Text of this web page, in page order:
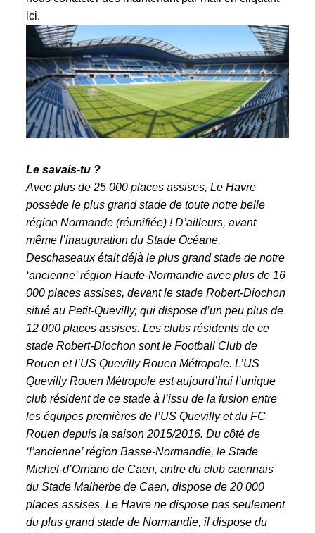
ici.
Le savais-tu ?
Avec plus de 25 000 places assises, Le Havre
possède le plus grand stade de toute notre belle
région Normande (réunifiée) ! D’ailleurs, avant
même l’inauguration duStade Océane,
Deschaseaux était déjà le plus grand stade de notre
‘ancienne’ région Haute-Normandie avec plus de 16
000 places assises, devant le stade Robert-Diochon
situé au Petit-Quevilly, qui dispose d’un peu plus de
12 000 places assises. Les clubs résidents de ce
stade Robert-Diochon sont le Football Club de
Rouen et l’US Quevilly Rouen Métropole.L’US
Quevilly Rouen Métropole est aujourd’hui l’unique
club résident de ce stade à l’issu de la fusion entre
les équipes premières de l’US Quevilly et du FC
Rouen depuis la saison 2015/2016. Du côté de
‘l’ancienne’ région Basse-Normandie, le Stade
Michel-d’Ornano de Caen, antre du club caennais
du Stade Malherbe de Caen, dispose de 20 000
places assises. Le Havre ne dispose pas seulement
du plus grand stade de Normandie, il dispose du